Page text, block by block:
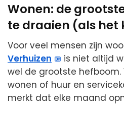
Wonen: de
te draaien (als het
Voor veel mensen zijn
Verhuizen
is niet altijd
wel de grootste hefboom.
wonen of huur en
merkt dat elke maand